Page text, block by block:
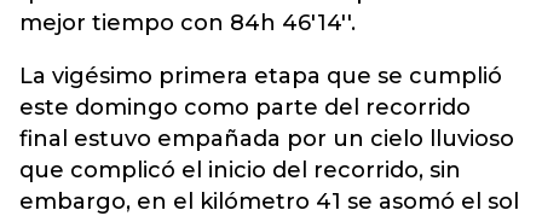
mejor tiempo con 84h 46'14''.
La vigésimo primera etapa que se cumplió
este domingo como parte del recorrido
final estuvo empañada por un cielo lluvioso
que complicó el inicio del recorrido, sin
embargo, en el kilómetro 41 se asomó el sol